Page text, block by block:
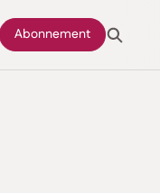
Abonnement